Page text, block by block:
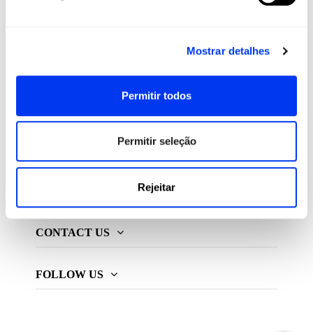
Mostrar detalhes
Permitir todos
Permitir seleção
Rejeitar
produtos de padel, pickleball e beach tennis
CONTACT US
FOLLOW US